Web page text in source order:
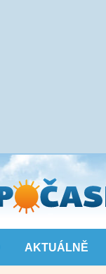
AKTUÁLNĚ